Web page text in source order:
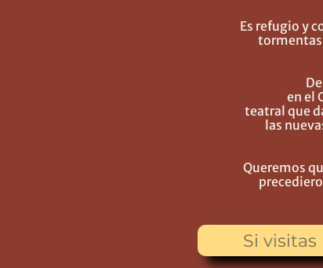
Es refugio y
tormentas
en el
teatral que
las
Queremos
Si